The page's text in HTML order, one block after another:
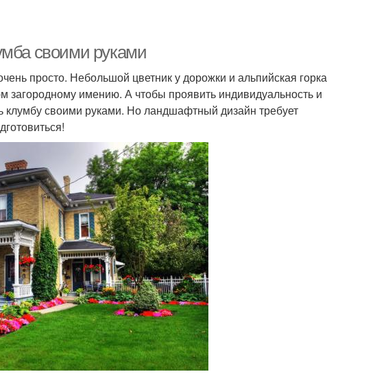
своими руками
просто. Небольшой цветник у дорожки и альпийская горка
имению. А чтобы проявить индивидуальность и
клумбу своими руками. Но ландшафтный дизайн требует